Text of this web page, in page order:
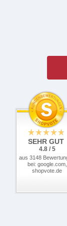
SEHR GUT
4.8 / 5
aus 3148
bei: google.com,
shopvote.de